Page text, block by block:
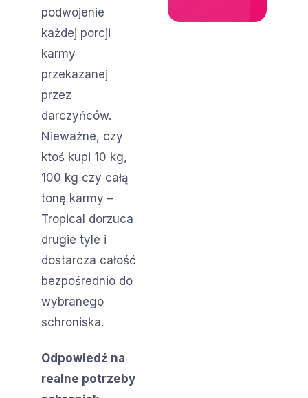
podwojenie
każdej porcji
karmy
przekazanej
przez
darczyńców.
Nieważne, czy
ktoś kupi 10 kg,
100 kg czy całą
tonę karmy –
Tropical dorzuca
drugie tyle i
dostarcza całość
bezpośrednio do
wybranego
schroniska.
Odpowiedź na
realne potrzeby